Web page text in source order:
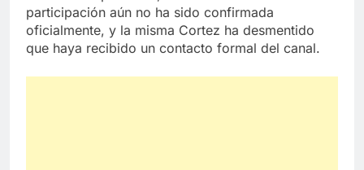
participación aún no ha sido confirmada
oficialmente, y la misma Cortez ha desmentido
que haya recibido un contacto formal del canal.